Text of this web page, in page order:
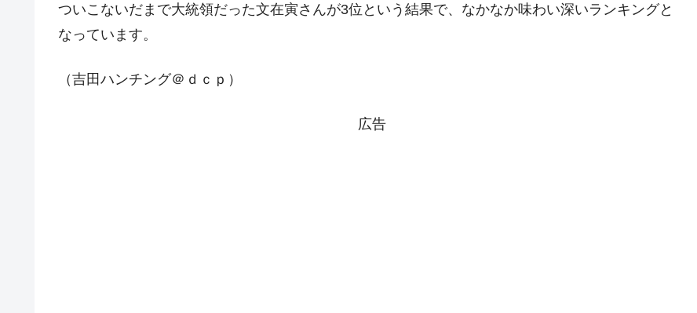
Fact1 全て勝つといくら？ 競馬GI競走で勝利騎手がもらえる賞金とは？
Fact1 発表から2日で大崩壊、鳴かず飛ばずに終わりそうなスーパーリーグとは？
ついこないだまで大統領だった文在寅さんが3位という結果で、なかなか味わい深いランキングと
なっています。
（吉田ハンチング＠ｄｃｐ）
広告